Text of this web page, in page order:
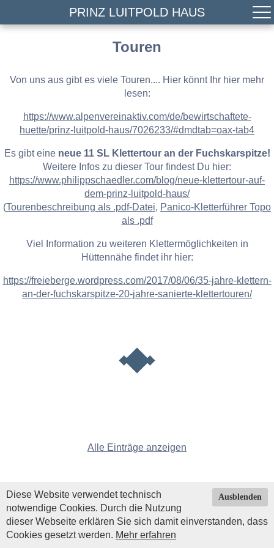
PRINZ LUITPOLD HAUS
Touren
Von uns aus gibt es viele Touren.... Hier könnt Ihr hier mehr
lesen:
https://www.alpenvereinaktiv.com/de/bewirtschaftete-
huette/prinz-luitpold-haus/7026233/#dmdtab=oax-tab4
Es gibt eine neue 11 SL Klettertour an der Fuchskarspitze!
Weitere Infos zu dieser Tour findest Du hier:
https://www.philippschaedler.com/blog/neue-klettertour-auf-
dem-prinz-luitpold-haus/
(Tourenbeschreibung als .pdf-Datei, Panico-Kletterführer Topo
als .pdf
Viel Information zu weiteren Klettermöglichkeiten in
Hüttennähe findet ihr hier:
https://freieberge.wordpress.com/2017/08/06/35-jahre-klettern-
an-der-fuchskarspitze-20-jahre-sanierte-klettertouren/
Alle Einträge anzeigen
Ausblenden
Diese Website verwendet technisch
notwendige Cookies. Durch die Nutzung
dieser Webseite erklären Sie sich damit einverstanden, dass
Cookies gesetzt werden. Mehr erfahren